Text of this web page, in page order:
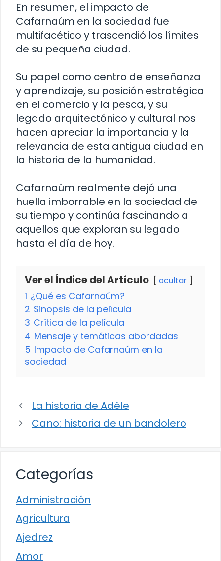
En resumen, el impacto de
Cafarnaúm en la sociedad fue
multifacético y trascendió los límites
de su pequeña ciudad.
Su papel como centro de enseñanza
y aprendizaje, su posición estratégica
en el comercio y la pesca, y su
legado arquitectónico y cultural nos
hacen apreciar la importancia y la
relevancia de esta antigua ciudad en
la historia de la humanidad.
Cafarnaúm realmente dejó una
huella imborrable en la sociedad de
su tiempo y continúa fascinando a
aquellos que exploran su legado
hasta el día de hoy.
Ver el Índice del Artículo ocultar
1 ¿Qué es Cafarnaúm?
2 Sinopsis de la película
3 Crítica de la película
4 Mensaje y temáticas abordadas
5 Impacto de Cafarnaúm en la
sociedad
La historia de Adèle
Cano: historia de un bandolero
Categorías
Administración
Agricultura
Ajedrez
Amor